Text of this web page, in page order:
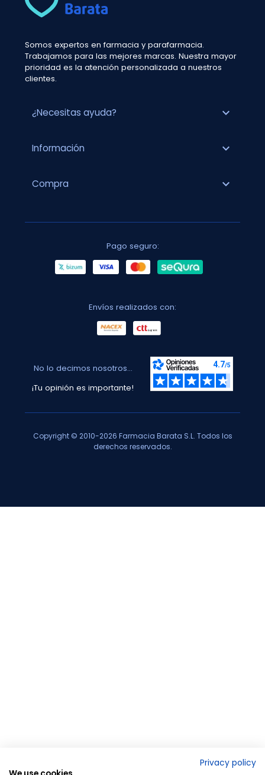
Somos expertos en farmacia y parafarmacia.
Trabajamos para las mejores marcas. Nuestra mayor
prioridad es la atención personalizada a nuestros
clientes.
¿Necesitas ayuda? expand_more
Información expand_more
Compra expand_more
Pago seguro:
Envíos realizados con:
No lo decimos nosotros...
¡Tu opinión es importante!
Copyright © 2010-2026 Farmacia Barata S.L. Todos los
derechos reservados.
Privacy policy